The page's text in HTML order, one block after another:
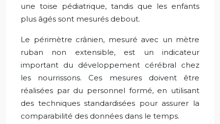
une toise pédiatrique, tandis que les enfants
plus âgés sont mesurés debout.
Le périmètre crânien, mesuré avec un mètre
ruban non extensible, est un indicateur
important du développement cérébral chez
les nourrissons. Ces mesures doivent être
réalisées par du personnel formé, en utilisant
des techniques standardisées pour assurer la
comparabilité des données dans le temps.